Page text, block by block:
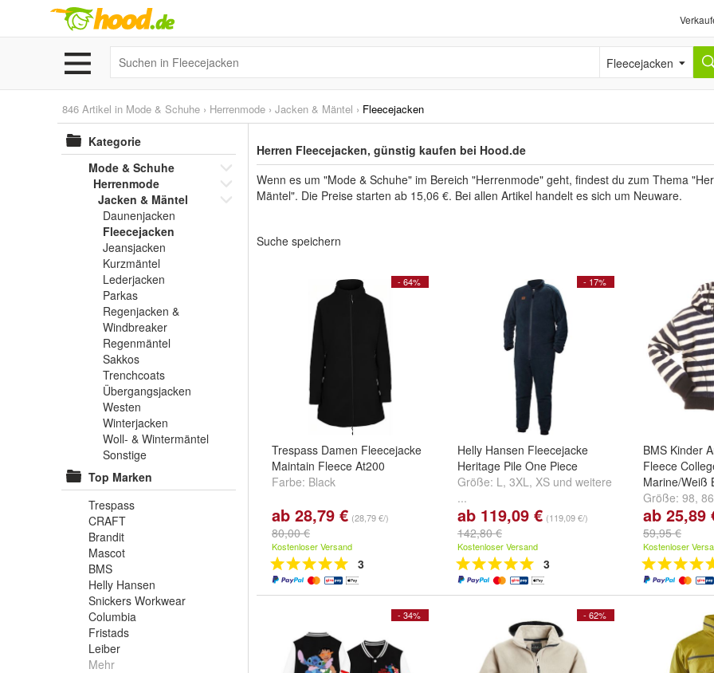
Fleecejacken
846 Artikel in Mode & Schuhe › Herrenmode › Jacken & Mäntel › Fleecejacken
Kategorie
Mode & Schuhe
Herrenmode
Jacken & Mäntel
Daunenjacken
Fleecejacken
Jeansjacken
Kurzmäntel
Lederjacken
Parkas
Regenjacken &
Windbreaker
Regenmäntel
Sakkos
Trenchcoats
Übergangsjacken
Westen
Winterjacken
Woll- & Wintermäntel
Sonstige
Top Marken
Trespass
CRAFT
Brandit
Mascot
BMS
Helly Hansen
Snickers Workwear
Columbia
Fristads
Leiber
Mehr
Herren Fleecejacken, günstig kaufen bei Hood.de
Wenn es um "Mode & Schuhe" im Bereich "Herrenmode" geht, findest du zum Thema
Mäntel". Die Preise starten ab 15,06 €. Bei allen Artikel handelt es sich um Neuware.
Suche speichern
- 64%
Trespass Damen Fleecejacke
Maintain Fleece At200
Farbe: Black
ab 28,79 € (28,79 €/)
80,00 €
Kostenloser Versand
3
- 17%
Helly Hansen Fleecejacke
Heritage Pile One Piece
Größe: L, 3XL, XS und weitere
...
ab 119,09 € (119,09 €/)
142,80 €
Kostenloser Versand
3
BMS Kinder
Fleece
Marine/Weiß
Größe: 98, 86
weitere ...
ab 25,89
59,95 €
Kostenloser
- 34% - 62%